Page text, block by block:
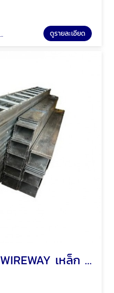
ดูรายละเอียด
รางวายเวย์ ราง WIREWAY เหล็ก รางเหล็ก พัทยา ชลบุรี